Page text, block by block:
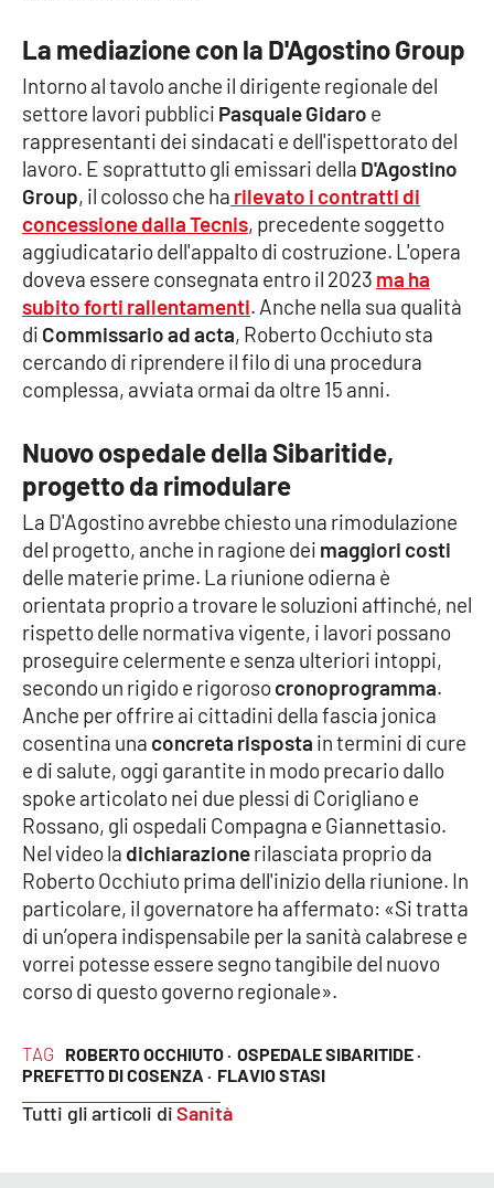
Politica
Sanità
Società
Sport
RUBRICHE
Good Morning Vietnam
Parchi Marini Calabria
Leggendo Alvaro insieme
Imprese Di Calabria
Le perfidie di Antonella Grippo
Venti di comunicazione
STREAMING
LaC TV
LaC Network
LaC OnAir
EDIZIONI
LOCALI
Catanzaro
Crotone
TAG ROBERTO OCCHIUTO · OSPEDALE SIBARITIDE ·
PREFETTO DI COSENZA · FLAVIO STASI
Tutti gli articoli diSanità
La mediazione con la D'Agostino Group
Intorno al tavolo anche il dirigente regionale del
settore lavori pubblici Pasquale Gidaro e
rappresentanti dei sindacati e dell'ispettorato del
lavoro. E soprattutto gli emissari della D'Agostino
Group, il colosso che ha rilevato i contratti di
concessione dalla Tecnis, precedente soggetto
aggiudicatario dell'appalto di costruzione. L'opera
doveva essere consegnata entro il 2023 ma ha
subito forti rallentamenti. Anche nella sua qualità
di Commissario ad acta, Roberto Occhiuto sta
cercando di riprendere il filo di una procedura
complessa, avviata ormai da oltre 15 anni.
Nuovo ospedale della Sibaritide,
progetto da rimodulare
La D'Agostino avrebbe chiesto una rimodulazione
del progetto, anche in ragione dei maggiori costi
delle materie prime. La riunione odierna è
orientata proprio a trovare le soluzioni affinché, nel
rispetto delle normativa vigente, i lavori possano
proseguire celermente e senza ulteriori intoppi,
secondo un rigido e rigorosocronoprogramma.
Anche per offrire ai cittadini della fascia jonica
cosentina una concreta risposta in termini di cure
e di salute, oggi garantite in modo precario dallo
spoke articolato nei due plessi di Corigliano e
Rossano, gli ospedali Compagna e Giannettasio.
Nel video la dichiarazionerilasciata proprio da
Roberto Occhiuto prima dell'inizio della riunione. In
particolare, il governatore ha affermato: «Si tratta
di un’opera indispensabile per la sanità calabrese e
vorrei potesse essere segno tangibile del nuovo
corso di questo governo regionale».